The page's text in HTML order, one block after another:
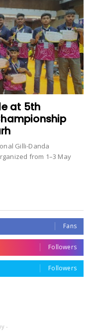
at 5th
Gilli-Danda
from 1–3 May
Fans
Followers
Followers
-